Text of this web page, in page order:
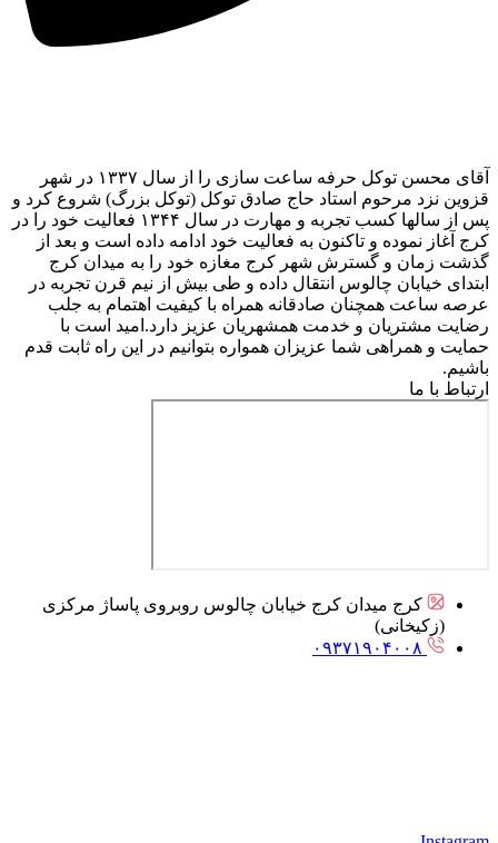
آقای محسن توکل حرفه ساعت سازی را از سال ۱۳۳۷ در شهر
قزوین نزد مرحوم استاد حاج صادق توکل (توکل بزرگ) شروع کرد و
پس از سالها کسب تجربه و مهارت در سال ۱۳۴۴ فعالیت خود را در
کرج آغاز نموده و تاکنون به فعالیت خود ادامه داده است و بعد از
گذشت زمان و گسترش شهر کرج مغازه خود را به میدان کرج
ابتدای خیابان چالوس انتقال داده و طی بیش از نیم قرن تجربه در
عرصه ساعت همچنان صادقانه همراه با کیفیت اهتمام به جلب
رضایت مشتریان و خدمت همشهریان عزیز دارد.امید است با
حمایت و همراهی شما عزیزان همواره بتوانیم در این راه ثابت قدم
باشیم.
ارتباط با ما
کرج میدان کرج خیابان چالوس روبروی پاساژ مرکزی
(زکیخانی)
۰۹۳۷۱۹۰۴۰۰۸